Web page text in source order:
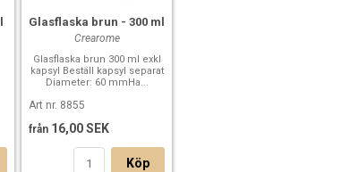
Glasflaska brun - 300 ml
Crearome
Glasflaska brun 300 ml exkl
kapsyl Beställ kapsyl separat
Diameter: 60 mmHa...
Art nr. 8855
från16,00 SEK
Köp